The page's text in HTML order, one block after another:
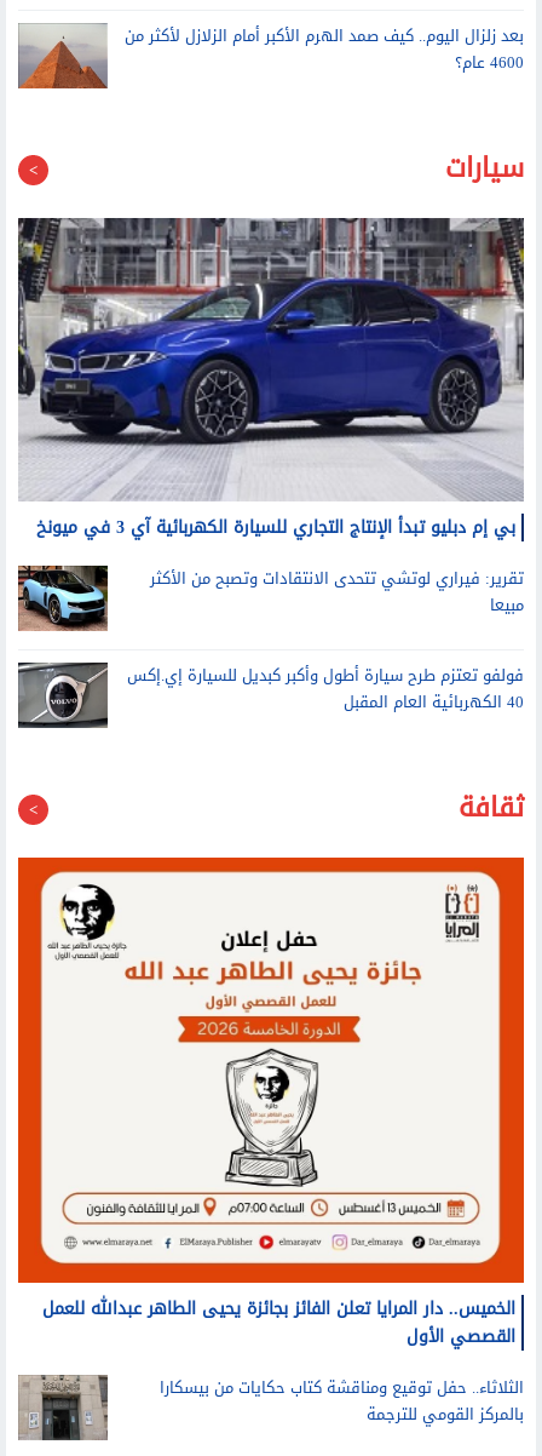
بعد زلزال اليوم.. كيف صمد الهرم الأكبر أمام الزلازل لأكثر من
4600 عام؟
سيارات
بي إم دبليو تبدأ الإنتاج التجاري للسيارة الكهربائية آي 3 في ميونخ
تقرير: فيراري لوتشي تتحدى الانتقادات وتصبح من الأكثر
مبيعا
فولفو تعتزم طرح سيارة أطول وأكبر كبديل للسيارة إي.إكس
40 الكهربائية العام المقبل
ثقافة
الخميس.. دار المرايا تعلن الفائز بجائزة يحيى الطاهر عبدالله للعمل
القصصي الأول
الثلاثاء.. حفل توقيع ومناقشة كتاب حكايات من بيسكارا
بالمركز القومي للترجمة